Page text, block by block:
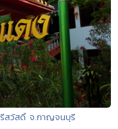
สวัสดิ์ จ.กาญจนบุรี